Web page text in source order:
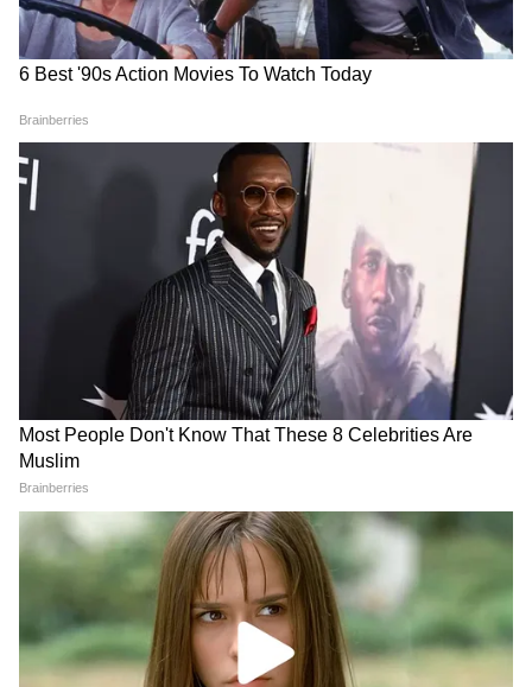
সরকারি নিয়ম অনুযায়ী সংরক্ষিত শ্রেণীর প্রার্থীদের
জন্য শিথিলতা রয়েছে। আবেদন করার আগে
উচিত।
আবেদন ফি:
সাধারণ, ওবিসি (এনসিএল), এবং ইডব্লিউএস
বিভাগের প্রার্থীদের ₹১,০০০ আবেদন ফি প্রদান
করতে হবে। ব্যাংক চার্জ এবং জিএসটি-ও প্রযোজ্য
হবে। এসসি, এসটি, পিডব্লিউবিডি, প্রাক্তন সৈনিক,
এবং মহিলা প্রার্থীদের কোনো আবেদন ফি প্রদান
করতে হবে না।
বেতন কাঠামো
আরসিএফএল-এ নির্বাচিত হলে, প্রার্থীদের তাদের
পদ এবং গ্রেড অনুযায়ী বেতন প্রদান করা হবে।
প্রাথমিক বেতন প্রতি মাসে প্রায় ৬৫০০০ টাকা থেকে
১.৭৩ লক্ষ পর্যন্ত হতে পারে। বেতন স্কেল ৩০০০০
টাকা থেকে ২,২০০০০ টাকা পর্যন্ত হতে পারে। বিভিন্ন